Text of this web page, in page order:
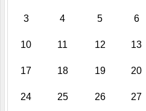
3 4 5 6
10 11 12 13
17 18 19 20
24 25 26 27